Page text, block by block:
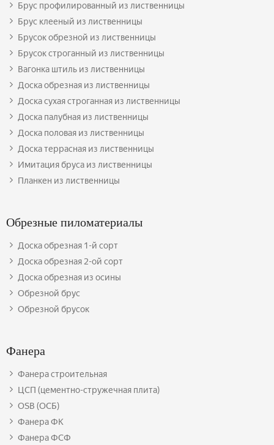
Брус профилированный из лиственницы
Брус клееный из лиственницы
Брусок обрезной из лиственницы
Брусок строганный из лиственницы
Вагонка штиль из лиственницы
Доска обрезная из лиственницы
Доска сухая строганная из лиственницы
Доска палубная из лиственницы
Доска половая из лиственницы
Доска террасная из лиственницы
Имитация бруса из лиственницы
Планкен из лиственницы
Обрезные пиломатериалы
Доска обрезная 1-й сорт
Доска обрезная 2-ой сорт
Доска обрезная из осины
Обрезной брус
Обрезной брусок
Фанера
Фанера строительная
ЦСП (цементно-стружечная плита)
OSB (ОСБ)
Фанера ФК
Фанера ФСФ